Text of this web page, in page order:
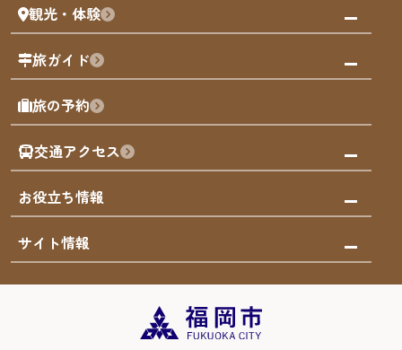
福岡グルメ
福岡を楽しむ
福岡のアート
福岡のナイトタイム
福岡の歴史・文化
サステナブルツーリズム
福岡検定
よかなび音声ガイド
観光・体験
観る・遊ぶ
屋台
買う
体験
泊まる
旅ガイド
モデルコース
AIおまかせコース
オリジナルプラン
みんなの旅行記
旅の予約
交通アクセス
市内交通ガイド
お得なチケット
お役立ち情報
お知らせ
災害情報
サイト情報
まち歩き・体験プログラム掲載申込